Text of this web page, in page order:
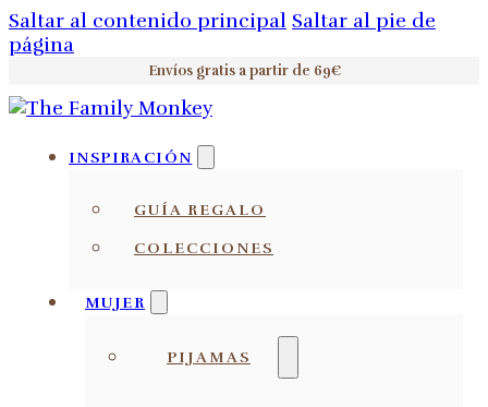
Saltar al contenido principal Saltar al pie de
página
Envíos gratis a partir de 69€
INSPIRACIÓN
GUÍA REGALO
COLECCIONES
MUJER
PIJAMAS